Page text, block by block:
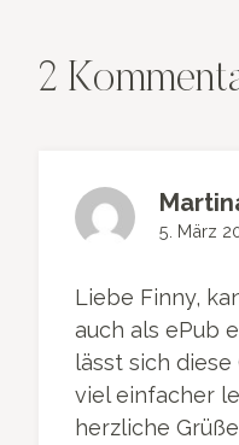
2
5. März
Liebe Finny,
auch als ePub
lässt sich
viel einfacher
herzliche